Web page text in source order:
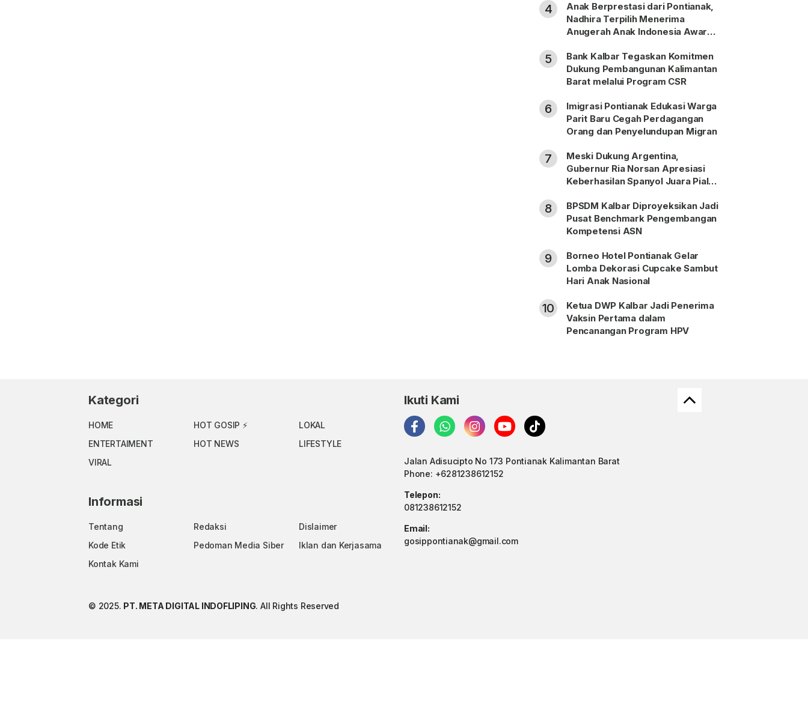
4
Anak Berprestasi dari Pontianak,
Nadhira Terpilih Menerima
Anugerah Anak Indonesia Awards
5
Bank Kalbar Tegaskan Komitmen
Dukung Pembangunan Kalimantan
Barat melalui Program CSR
6
Imigrasi Pontianak Edukasi Warga
Parit Baru Cegah Perdagangan
Orang dan Penyelundupan Migran
7
Meski Dukung Argentina,
Gubernur Ria Norsan Apresiasi
Keberhasilan Spanyol Juara Piala
8
BPSDM Kalbar Diproyeksikan Jadi
Pusat Benchmark Pengembangan
Kompetensi ASN
9
Borneo Hotel Pontianak Gelar
Lomba Dekorasi Cupcake Sambut
Hari Anak Nasional
10
Ketua DWP Kalbar Jadi Penerima
Vaksin Pertama dalam
Pencanangan Program HPV
Kategori
HOME HOT GOSIP ⚡
LOKAL
ENTERTAIMENT
HOT NEWS
LIFESTYLE
VIRAL
Informasi
Tentang Redaksi
Dislaimer
Kode Etik
Pedoman Media Siber
Iklan dan Kerjasama
Kontak Kami
Ikuti Kami
Jalan Adisucipto No 173 Pontianak Kalimantan Barat
Phone: +6281238612152
Telepon:
081238612152
Email:
gosippontianak@gmail.com
© 2025. PT. META DIGITAL INDOFLIPING. All Rights Reserved